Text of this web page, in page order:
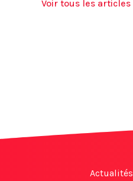
Voir tous les articles
Actualités